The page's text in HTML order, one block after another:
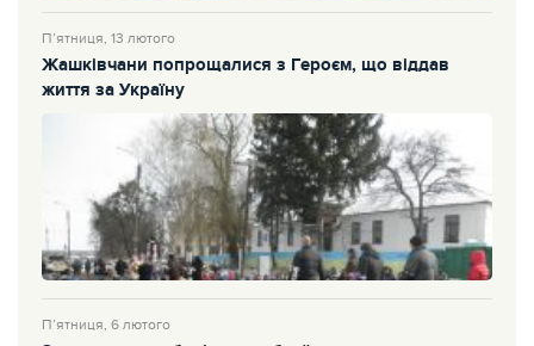
П’ятниця, 13 лютого
Жашківчани попрощалися з Героєм, що віддав
життя за Україну
П’ятниця, 6 лютого